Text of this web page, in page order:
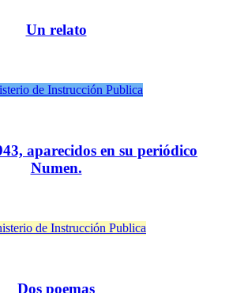
Un relato
aparecidos en su periódico
Numen.
Dos poemas